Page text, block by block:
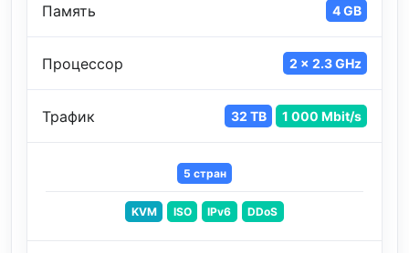
Память 4 GB
Процессор 2 x 2.3 GHz
Трафик 32 TB 1 000 Mbit/s
5 стран
KVM ISO IPv6 DDoS